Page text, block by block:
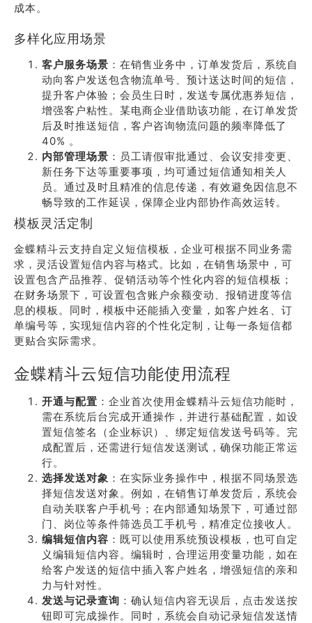
成本。
多样化应用场景
客户服务场景 ：在销售业务中，订单发货后，系统自
动向客户发送包含物流单号、预计送达时间的短信，
提升客户体验；会员生日时，发送专属优惠券短信，
增强客户粘性。某电商企业借助该功能，在订单发货
后及时推送短信，客户咨询物流问题的频率降低了
40% 。
内部管理场景 ：员工请假审批通过、会议安排变更、
新任务下达等重要事项，均可通过短信通知相关人
员。通过及时且精准的信息传递，有效避免因信息不
畅导致的工作延误，保障企业内部协作高效运转。
模板灵活定制
金蝶精斗云支持自定义短信模板，企业可根据不同业务需
求，灵活设置短信内容与格式。比如，在销售场景中，可
设置包含产品推荐、促销活动等个性化内容的短信模板；
在财务场景下，可设置包含账户余额变动、报销进度等信
息的模板。同时，模板中还能插入变量，如客户姓名、订
单编号等，实现短信内容的个性化定制，让每一条短信都
更贴合实际需求。
金蝶精斗云短信功能使用流程
开通与配置 ：企业首次使用金蝶精斗云短信功能时，
需在系统后台完成开通操作，并进行基础配置，如设
置短信签名（企业标识）、绑定短信发送号码等。完
成配置后，还需进行短信发送测试，确保功能正常运
行。
选择发送对象 ：在实际业务操作中，根据不同场景选
择短信发送对象。例如，在销售订单发货后，系统会
自动关联客户手机号；在内部通知场景下，可通过部
门、岗位等条件筛选员工手机号，精准定位接收人。
编辑短信内容 ：既可以使用系统预设模板，也可自定
义编辑短信内容。编辑时，合理运用变量功能，如在
给客户发送的短信中插入客户姓名，增强短信的亲和
力与针对性。
发送与记录查询 ：确认短信内容无误后，点击发送按
钮即可完成操作。同时，系统会自动记录短信发送情